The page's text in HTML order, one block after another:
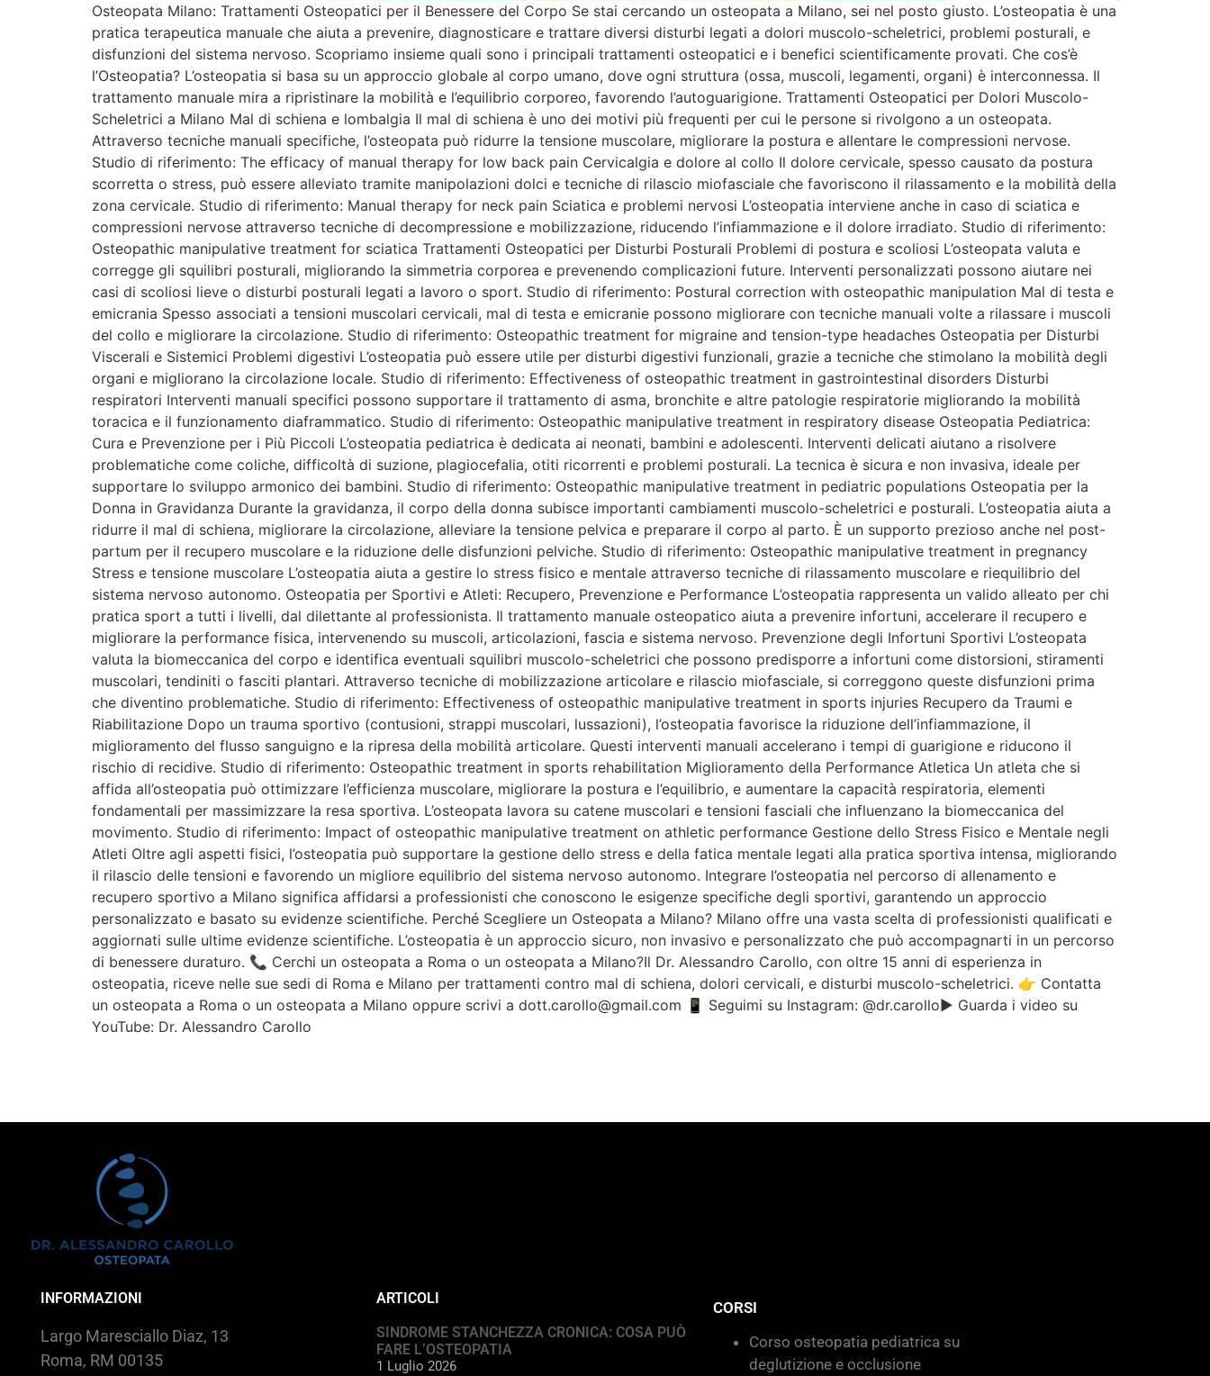
Osteopata Milano: Trattamenti Osteopatici per il Benessere del Corpo Se stai cercando un osteopata a Milano, sei nel posto giusto. L’osteopatia è una
pratica terapeutica manuale che aiuta a prevenire, diagnosticare e trattare diversi disturbi legati a dolori muscolo-scheletrici, problemi posturali, e
disfunzioni del sistema nervoso. Scopriamo insieme quali sono i principali trattamenti osteopatici e i benefici scientificamente provati. Che cos’è
l’Osteopatia? L’osteopatia si basa su un approccio globale al corpo umano, dove ogni struttura (ossa, muscoli, legamenti, organi) è interconnessa. Il
trattamento manuale mira a ripristinare la mobilità e l’equilibrio corporeo, favorendo l’autoguarigione. Trattamenti Osteopatici per Dolori Muscolo-
Scheletrici a Milano Mal di schiena e lombalgia Il mal di schiena è uno dei motivi più frequenti per cui le persone si rivolgono a un osteopata.
Attraverso tecniche manuali specifiche, l’osteopata può ridurre la tensione muscolare, migliorare la postura e allentare le compressioni nervose.
Studio di riferimento: The efficacy of manual therapy for low back pain Cervicalgia e dolore al collo Il dolore cervicale, spesso causato da postura
scorretta o stress, può essere alleviato tramite manipolazioni dolci e tecniche di rilascio miofasciale che favoriscono il rilassamento e la mobilità della
zona cervicale. Studio di riferimento: Manual therapy for neck pain Sciatica e problemi nervosi L’osteopatia interviene anche in caso di sciatica e
compressioni nervose attraverso tecniche di decompressione e mobilizzazione, riducendo l’infiammazione e il dolore irradiato. Studio di riferimento:
Osteopathic manipulative treatment for sciatica Trattamenti Osteopatici per Disturbi Posturali Problemi di postura e scoliosi L’osteopata valuta e
corregge gli squilibri posturali, migliorando la simmetria corporea e prevenendo complicazioni future. Interventi personalizzati possono aiutare nei
casi di scoliosi lieve o disturbi posturali legati a lavoro o sport. Studio di riferimento: Postural correction with osteopathic manipulation Mal di testa e
emicrania Spesso associati a tensioni muscolari cervicali, mal di testa e emicranie possono migliorare con tecniche manuali volte a rilassare i muscoli
del collo e migliorare la circolazione. Studio di riferimento: Osteopathic treatment for migraine and tension-type headaches Osteopatia per Disturbi
Viscerali e Sistemici Problemi digestivi L’osteopatia può essere utile per disturbi digestivi funzionali, grazie a tecniche che stimolano la mobilità degli
organi e migliorano la circolazione locale. Studio di riferimento: Effectiveness of osteopathic treatment in gastrointestinal disorders Disturbi
respiratori Interventi manuali specifici possono supportare il trattamento di asma, bronchite e altre patologie respiratorie migliorando la mobilità
toracica e il funzionamento diaframmatico. Studio di riferimento: Osteopathic manipulative treatment in respiratory disease Osteopatia Pediatrica:
Cura e Prevenzione per i Più Piccoli L’osteopatia pediatrica è dedicata ai neonati, bambini e adolescenti. Interventi delicati aiutano a risolvere
problematiche come coliche, difficoltà di suzione, plagiocefalia, otiti ricorrenti e problemi posturali. La tecnica è sicura e non invasiva, ideale per
supportare lo sviluppo armonico dei bambini. Studio di riferimento: Osteopathic manipulative treatment in pediatric populations Osteopatia per la
Donna in Gravidanza Durante la gravidanza, il corpo della donna subisce importanti cambiamenti muscolo-scheletrici e posturali. L’osteopatia aiuta a
ridurre il mal di schiena, migliorare la circolazione, alleviare la tensione pelvica e preparare il corpo al parto. È un supporto prezioso anche nel post-
partum per il recupero muscolare e la riduzione delle disfunzioni pelviche. Studio di riferimento: Osteopathic manipulative treatment in pregnancy
Stress e tensione muscolare L’osteopatia aiuta a gestire lo stress fisico e mentale attraverso tecniche di rilassamento muscolare e riequilibrio del
sistema nervoso autonomo. Osteopatia per Sportivi e Atleti: Recupero, Prevenzione e Performance L’osteopatia rappresenta un valido alleato per chi
pratica sport a tutti i livelli, dal dilettante al professionista. Il trattamento manuale osteopatico aiuta a prevenire infortuni, accelerare il recupero e
migliorare la performance fisica, intervenendo su muscoli, articolazioni, fascia e sistema nervoso. Prevenzione degli Infortuni Sportivi L’osteopata
valuta la biomeccanica del corpo e identifica eventuali squilibri muscolo-scheletrici che possono predisporre a infortuni come distorsioni, stiramenti
muscolari, tendiniti o fasciti plantari. Attraverso tecniche di mobilizzazione articolare e rilascio miofasciale, si correggono queste disfunzioni prima
che diventino problematiche. Studio di riferimento: Effectiveness of osteopathic manipulative treatment in sports injuries Recupero da Traumi e
Riabilitazione Dopo un trauma sportivo (contusioni, strappi muscolari, lussazioni), l’osteopatia favorisce la riduzione dell’infiammazione, il
miglioramento del flusso sanguigno e la ripresa della mobilità articolare. Questi interventi manuali accelerano i tempi di guarigione e riducono il
rischio di recidive. Studio di riferimento: Osteopathic treatment in sports rehabilitation Miglioramento della Performance Atletica Un atleta che si
affida all’osteopatia può ottimizzare l’efficienza muscolare, migliorare la postura e l’equilibrio, e aumentare la capacità respiratoria, elementi
fondamentali per massimizzare la resa sportiva. L’osteopata lavora su catene muscolari e tensioni fasciali che influenzano la biomeccanica del
movimento. Studio di riferimento: Impact of osteopathic manipulative treatment on athletic performance Gestione dello Stress Fisico e Mentale negli
Atleti Oltre agli aspetti fisici, l’osteopatia può supportare la gestione dello stress e della fatica mentale legati alla pratica sportiva intensa, migliorando
il rilascio delle tensioni e favorendo un migliore equilibrio del sistema nervoso autonomo. Integrare l’osteopatia nel percorso di allenamento e
recupero sportivo a Milano significa affidarsi a professionisti che conoscono le esigenze specifiche degli sportivi, garantendo un approccio
personalizzato e basato su evidenze scientifiche. Perché Scegliere un Osteopata a Milano? Milano offre una vasta scelta di professionisti qualificati e
aggiornati sulle ultime evidenze scientifiche. L’osteopatia è un approccio sicuro, non invasivo e personalizzato che può accompagnarti in un percorso
di benessere duraturo. 📞 Cerchi un osteopata a Roma o un osteopata a Milano?Il Dr. Alessandro Carollo, con oltre 15 anni di esperienza in
osteopatia, riceve nelle sue sedi di Roma e Milano per trattamenti contro mal di schiena, dolori cervicali, e disturbi muscolo-scheletrici. 👉 Contatta
un osteopata a Roma o un osteopata a Milano oppure scrivi a dott.carollo@gmail.com 📱 Seguimi su Instagram: @dr.carollo▶️ Guarda i video su
YouTube: Dr. Alessandro Carollo
INFORMAZIONI
Largo Maresciallo Diaz, 13
Roma, RM 00135
ARTICOLI
SINDROME STANCHEZZA CRONICA: COSA PUÒ
FARE L’OSTEOPATIA
1 Luglio 2026
CORSI
Corso osteopatia pediatrica su
deglutizione e occlusione